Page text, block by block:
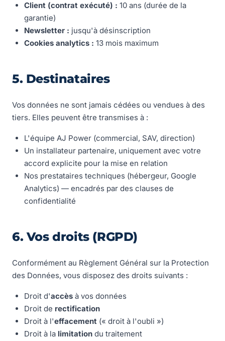
Client (contrat exécuté) : 10 ans (durée de la
garantie)
Newsletter : jusqu'à désinscription
Cookies analytics : 13 mois maximum
5. Destinataires
Vos données ne sont jamais cédées ou vendues à des
tiers. Elles peuvent être transmises à :
L'équipe AJ Power (commercial, SAV, direction)
Un installateur partenaire, uniquement avec votre
accord explicite pour la mise en relation
Nos prestataires techniques (hébergeur, Google
Analytics) — encadrés par des clauses de
confidentialité
6. Vos droits (RGPD)
Conformément au Règlement Général sur la Protection
des Données, vous disposez des droits suivants :
Droit d'accès à vos données
Droit de rectification
Droit à l'effacement (« droit à l'oubli »)
Droit à la limitation du traitement